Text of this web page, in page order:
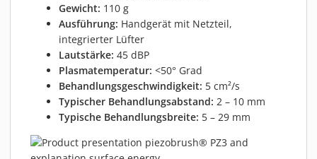
Gewicht: 110 g
Ausführung: Handgerät mit Netzteil,
integrierter Lüfter
Lautstärke: 45 dBP
Plasmatemperatur: <50° Grad
Behandlungsgeschwindigkeit: 5 cm²/s
Typischer Behandlungsabstand: 2 – 10 mm
Typische Behandlungsbreite: 5 – 29 mm